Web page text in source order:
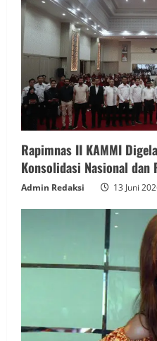
Rapimnas II KAMMI
Konsolidasi Nasional dan
Admin Redaksi 13 Juni